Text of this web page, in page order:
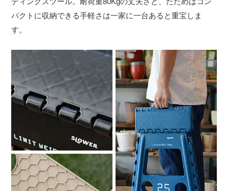
パクトに収納できる手軽さは一家に一台あると重宝しま
す。